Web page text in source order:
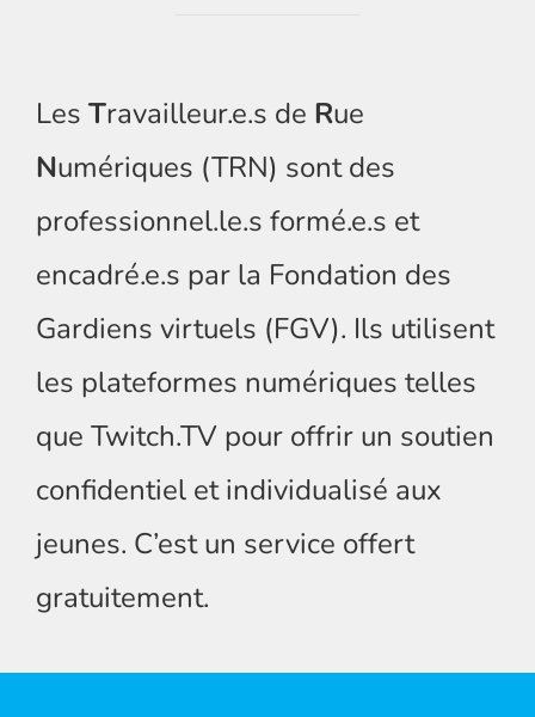
Les Travailleur.e.s de Rue
Numériques (TRN) sont des
professionnel.le.s formé.e.s et
encadré.e.s par la Fondation des
Gardiens virtuels (FGV). Ils utilisent
les plateformes numériques telles
que Twitch.TV pour offrir un soutien
confidentiel et individualisé aux
jeunes. C’est un service offert
gratuitement.